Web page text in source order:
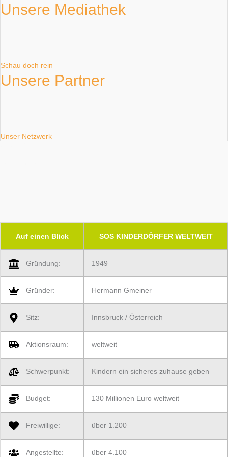
Unsere Mediathek
Schau doch rein
Unsere Partner
Unser Netzwerk
Auf einen Blick SOS KINDERDÖRFER WELTWEIT
Gründung: 1949
Gründer: Hermann Gmeiner
Sitz: Innsbruck / Österreich
Aktionsraum: weltweit
Schwerpunkt: Kindern ein sicheres zuhause geben
Budget: 130 Millionen Euro weltweit
Freiwillige: über 1.200
Angestellte: über 4.100